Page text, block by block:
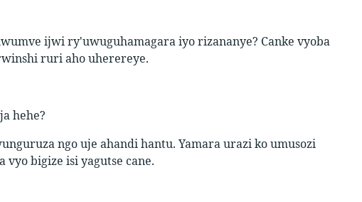
ijwi ry'uwuguhamagara iyo rizananye? Canke vyoba
ruri aho uherereye.
hehe?
ngo uje ahandi hantu. Yamara urazi ko umusozi
bigize isi yagutse cane.